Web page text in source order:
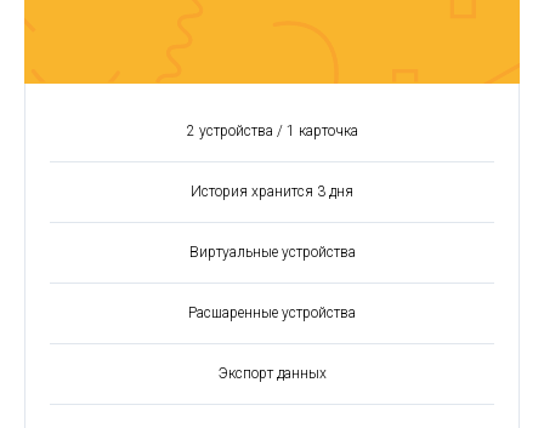
2 устройства / 1 карточка
История хранится 3 дня
Виртуальные устройства
Расшаренные устройства
Экспорт данных